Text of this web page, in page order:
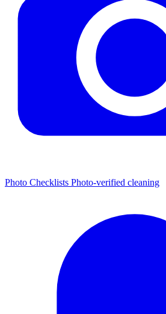
Photo Checklists Photo-verified cleaning